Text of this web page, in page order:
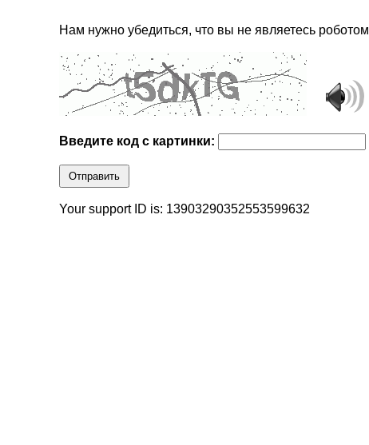
Нам нужно убедиться, что вы не являетесь роботом
Введите код с картинки:
Отправить
Your support ID is: 13903290352553599632